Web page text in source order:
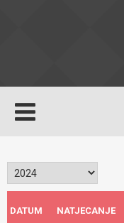
DATUM NATJECANJE